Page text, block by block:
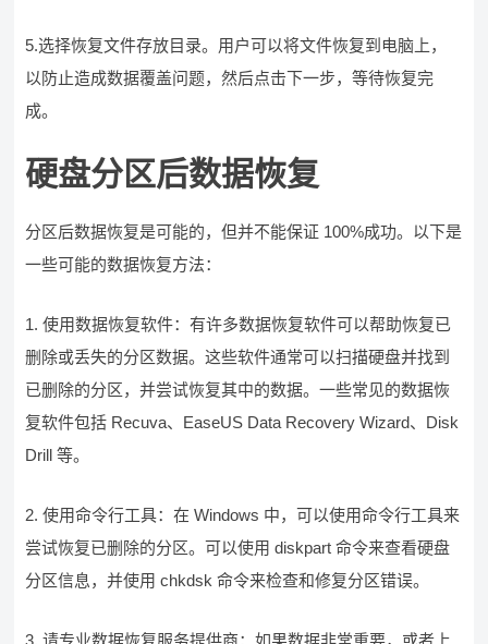
5.选择恢复文件存放目录。用户可以将文件恢复到电脑上，
以防止造成数据覆盖问题，然后点击下一步，等待恢复完
成。
硬盘分区后数据恢复
分区后数据恢复是可能的，但并不能保证 100%成功。以下是
一些可能的数据恢复方法：
1. 使用数据恢复软件：有许多数据恢复软件可以帮助恢复已
删除或丢失的分区数据。这些软件通常可以扫描硬盘并找到
已删除的分区，并尝试恢复其中的数据。一些常见的数据恢
复软件包括 Recuva、EaseUS Data Recovery Wizard、Disk
Drill 等。
2. 使用命令行工具：在 Windows 中，可以使用命令行工具来
尝试恢复已删除的分区。可以使用 diskpart 命令来查看硬盘
分区信息，并使用 chkdsk 命令来检查和修复分区错误。
3. 请专业数据恢复服务提供商：如果数据非常重要，或者上